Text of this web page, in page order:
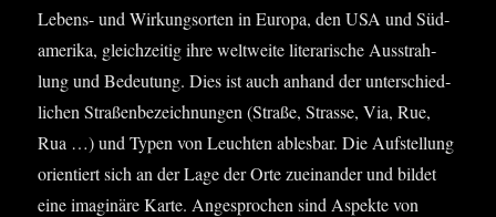
Lebens- und Wir­kungs­or­ten in Euro­pa, den USA und Süd­
ame­ri­ka, gleich­zei­tig ihre welt­wei­te lite­ra­ri­sche Aus­strah­
lung und Bedeu­tung. Dies ist auch anhand der unter­schied­
li­chen Stra­ßen­be­zeich­nun­gen (Stra­ße, Stras­se, Via, Rue,
Rua …) und Typen von Leuch­ten ables­bar. Die Auf­stel­lung
ori­en­tiert sich an der Lage der Orte zuein­an­der und bil­det
eine ima­gi­nä­re Kar­te. Ange­spro­chen sind Aspek­te von